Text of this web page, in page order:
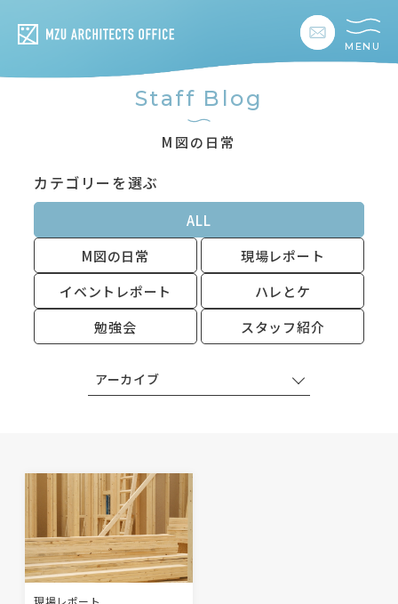
MENU
私たちの想い
私たちの家づくり
建築事例
お客様の暮らし
会社情報
採用情報
NEWS
イベント情報
Staff Blog
M図の日常
カテゴリーを選ぶ
ALL
M図の日常
現場レポート
イベントレポート
ハレとケ
勉強会
スタッフ紹介
アーカイブ
現場レポート